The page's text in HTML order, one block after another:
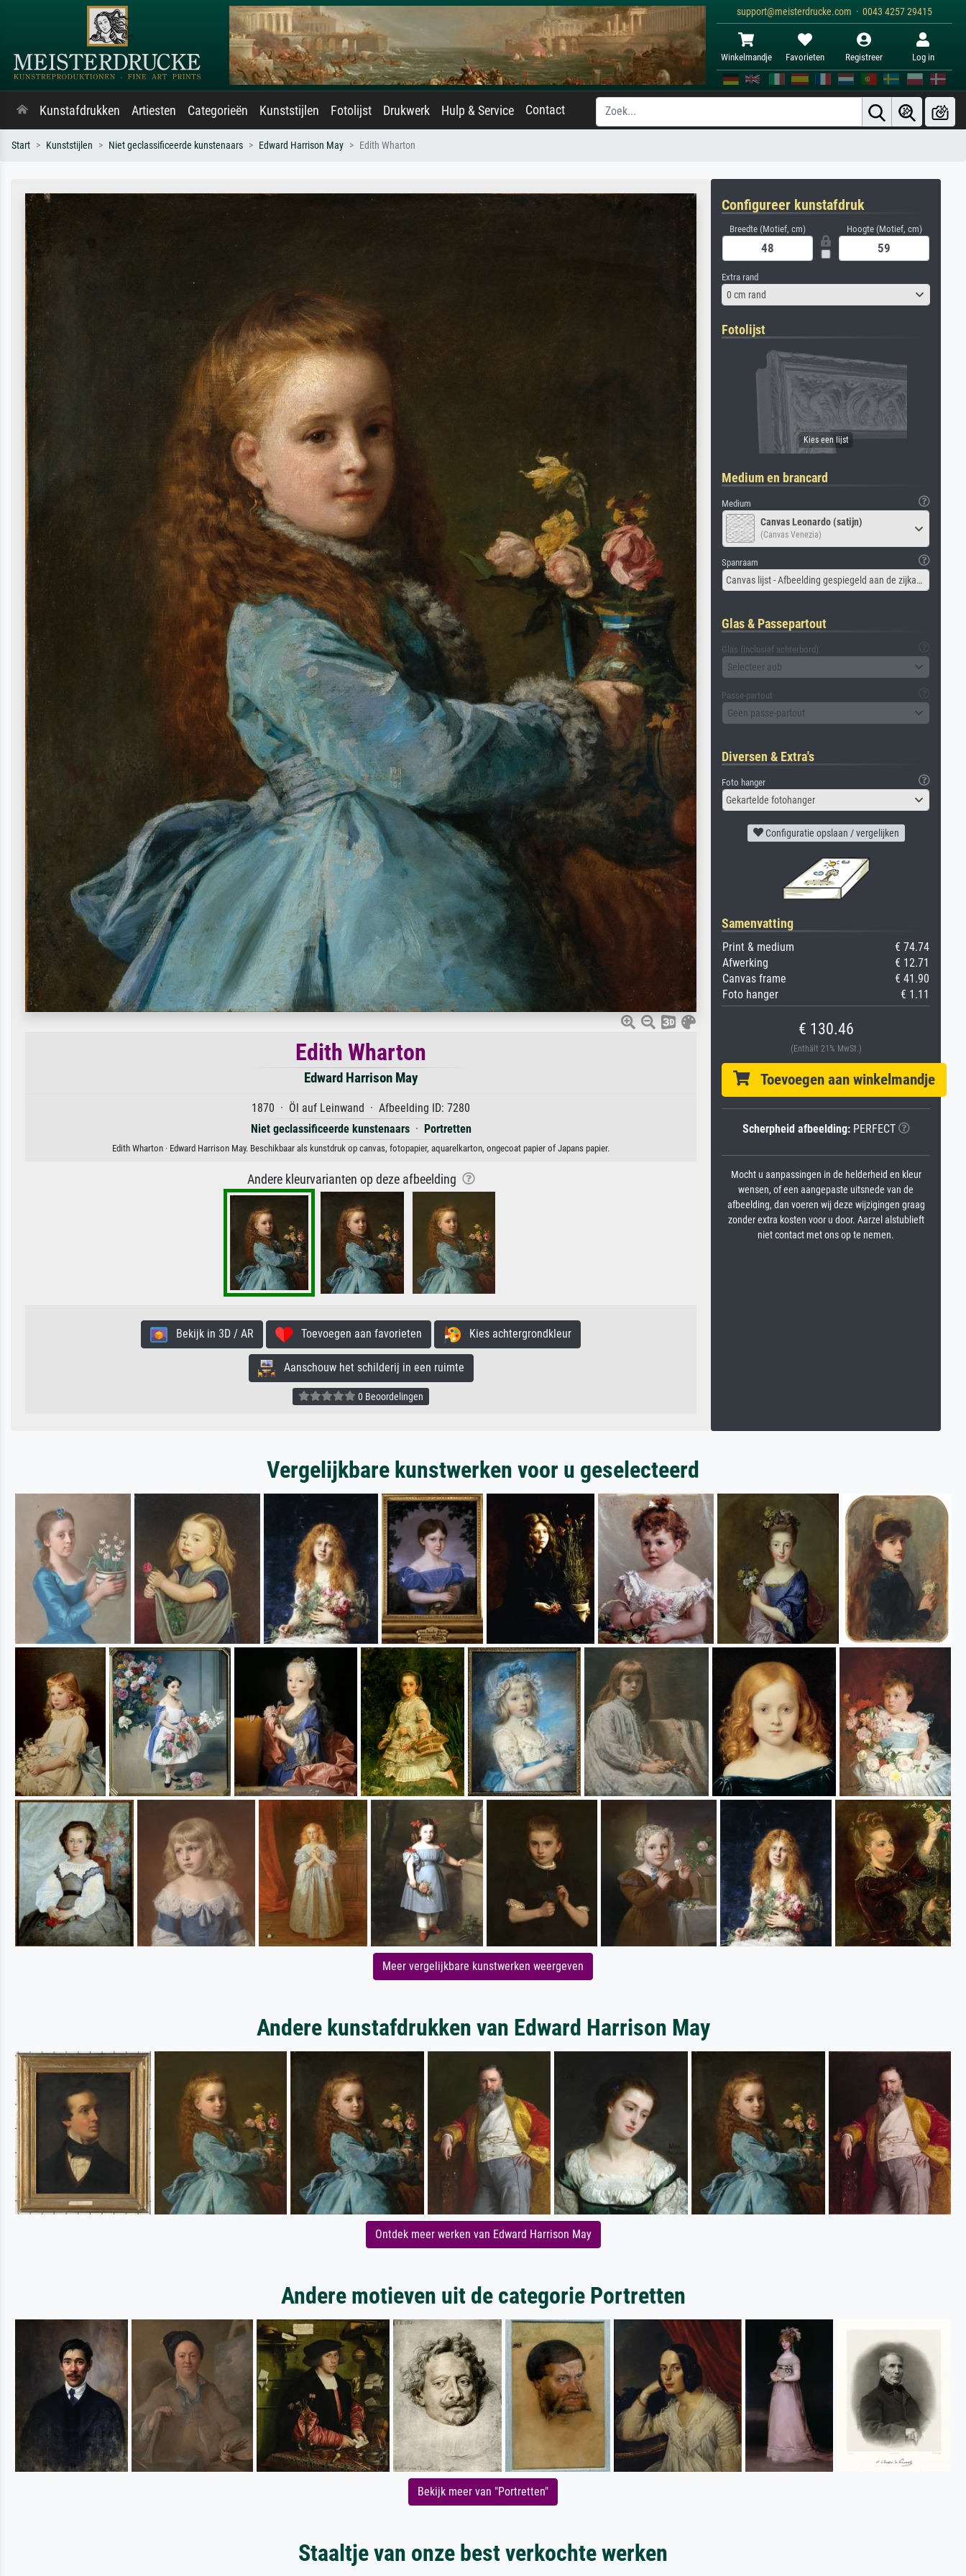
support@meisterdrucke.com · 0043 4257 29415
Winkelmandje Favorieten Registreer Log in
Kunstafdrukken Artiesten Categorieën Kunststijlen Fotolijst Drukwerk Hulp & Service Contact
Start Kunststijlen Niet geclassificeerde kunstenaars Edward Harrison May Edith Wharton
Edith Wharton
Edward Harrison May
1870 · Öl auf Leinwand · Afbeelding ID: 7280
Niet geclassificeerde kunstenaars· Portretten
Edith Wharton · Edward Harrison May. Beschikbaar als kunstdruk op canvas, fotopapier, aquarelkarton, ongecoat papier of Japans papier.
Andere kleurvarianten op deze afbeelding
Bekijk in 3D / AR Toevoegen aan favorieten Kies achtergrondkleur
Aanschouw het schilderij in een ruimte
0 Beoordelingen
Configureer kunstafdruk
Breedte (Motief, cm) Hoogte (Motief, cm)
Extra rand
0 cm rand
Fotolijst
Medium en brancard
Medium
Canvas Leonardo (satijn)
(Canvas Venezia)
Spanraam
Canvas lijst - Afbeelding gespiegeld aan de zijkant
Glas & Passepartout
Glas (inclusief achterbord)
Selecteer aub
Passe-partout
Geen passe-partout
Diversen & Extra's
Foto hanger
Gekartelde fotohanger
Configuratie opslaan / vergelijken
Samenvatting
Print & medium
€ 74.74
Afwerking
€ 12.71
Canvas frame
€ 41.90
Foto hanger
€ 1.11
€ 130.46
(Enthält 21% MwSt.)
Toevoegen aan winkelmandje
Scherpheid afbeelding:PERFECT
Mocht u aanpassingen in de helderheid en kleur
wensen, of een aangepaste uitsnede van de
afbeelding, dan voeren wij deze wijzigingen graag
zonder extra kosten voor u door. Aarzel alstublieft
niet contact met ons op te nemen.
Vergelijkbare kunstwerken voor u geselecteerd
Meer vergelijkbare kunstwerken weergeven
Andere kunstafdrukken van Edward Harrison May
Ontdek meer werken van Edward Harrison May
Andere motieven uit de categorie Portretten
Bekijk meer van "Portretten"
Staaltje van onze best verkochte werken